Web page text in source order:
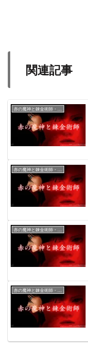
関連記事
赤の魔神と錬金術師・本文
赤の魔神と錬金術師・本文
赤の魔神と錬金術師・本文
赤の魔神と錬金術師・本文